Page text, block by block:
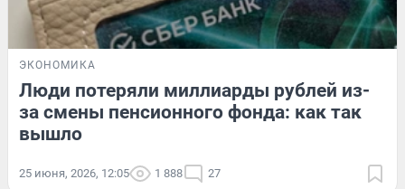
ЭКОНОМИКА
Люди потеряли миллиарды рублей из-
за смены пенсионного фонда: как так
вышло
25 июня, 2026, 12:05 1 888 27